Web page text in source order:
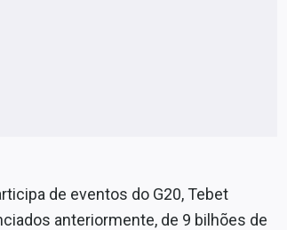
de eventos do G20, Tebet
anteriormente, de 9 bilhões de